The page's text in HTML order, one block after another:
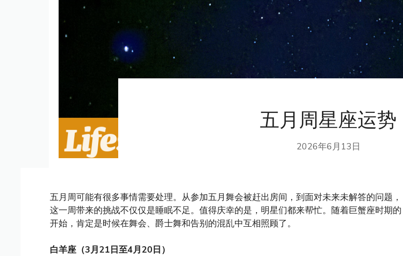
五月周星座运势
2026年6月13日
五月周可能有很多事情需要处理。从参加五月舞会被赶出房间，到面对未来未解答的问题，
这一周带来的挑战不仅仅是睡眠不足。值得庆幸的是，明星们都来帮忙。随着巨蟹座时期的
开始，肯定是时候在舞会、爵士舞和告别的混乱中互相照顾了。
白羊座（3月21日至4月20日）